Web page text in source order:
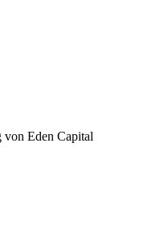
von Eden Capital